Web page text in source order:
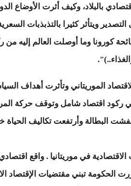
بالبلاد، وكيف أثرت الأوضاع
ويتأثر كثيرا بالتذبذبات
كورونا وما أوصلت العالم إليه
الموريتاني وتأثرت أهداف
الذي تسبب في ركود اقتصاد شامل
البطالة وأرتفعت تكاليف
في موريتانيا . واقع
الحكومة تبني مقتضيات الإقتصاد